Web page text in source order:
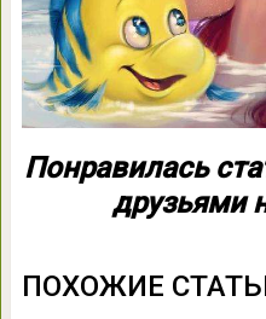
Понравилась
друзьями
ПОХОЖИЕ